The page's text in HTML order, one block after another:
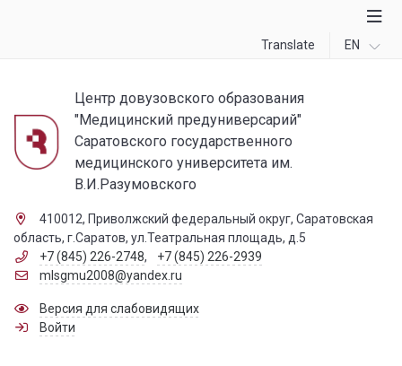
Translate EN
Центр довузовского образования
"Медицинский предуниверсарий"
Саратовского государственного
медицинского университета им.
В.И.Разумовского
410012, Приволжский федеральный округ, Саратовская
область, г.Саратов, ул.Театральная площадь, д.5
+7 (845) 226-2748,
+7 (845) 226-2939
mlsgmu2008@yandex.ru
Версия для слабовидящих
Войти